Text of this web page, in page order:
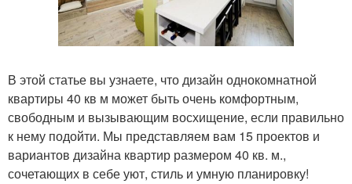
В этой статье вы узнаете, что дизайн однокомнатной
квартиры 40 кв м может быть очень комфортным,
свободным и вызывающим восхищение, если правильно
к нему подойти. Мы представляем вам 15 проектов и
вариантов дизайна квартир размером 40 кв. м.,
сочетающих в себе уют, стиль и умную планировку!